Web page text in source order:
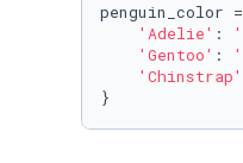
penguin_color
'Adelie' :
'Gentoo' :
'Chinstrap'
}